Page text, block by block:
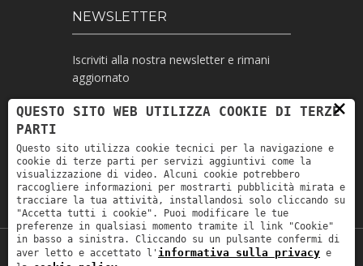
NEWSLETTER
Iscriviti alla nostra newsletter e rimani
aggiornato
Ho letto l'informativa e autorizzo il
trattamento dei miei dati personali per le
finalità ivi indicate *
Copyright © 2019Astrolabio. P.IVA:
×
QUESTO SITO WEB UTILIZZA COOKIE DI TERZE
PARTI
Questo sito utilizza cookie tecnici per la navigazione e
cookie di terze parti per servizi aggiuntivi come la
visualizzazione di video. Alcuni cookie potrebbero
raccogliere informazioni per mostrarti pubblicità mirata e
tracciare la tua attività, installandosi solo cliccando su
"Accetta tutti i cookie". Puoi modificare le tue
preferenze in qualsiasi momento tramite il link "Cookie"
in basso a sinistra. Cliccando su un pulsante confermi di
aver letto e accettato l' informativa sulla privacy e